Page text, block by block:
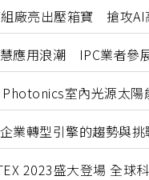
廠亮出壓箱寶 搶攻AI
應用浪潮 IPC業者參
室內光源太陽
業轉型引擎的趨勢與挑
2023盛大登場 全球